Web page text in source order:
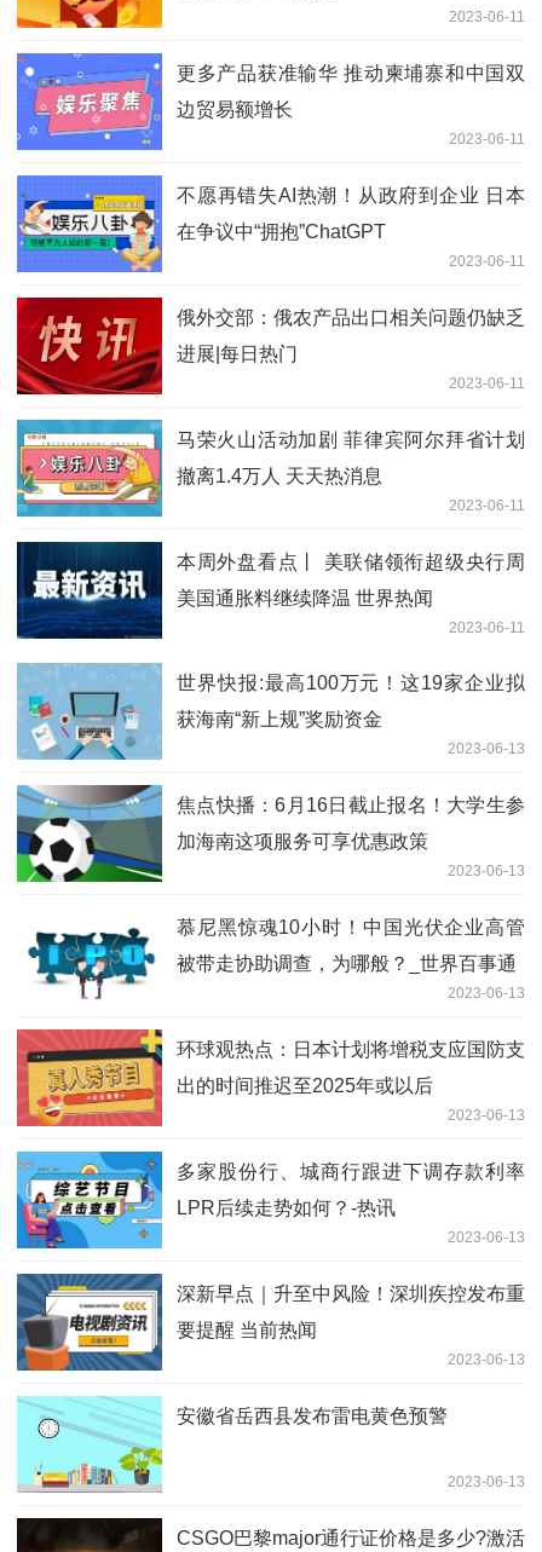
2023-06-11
更多产品获准输华 推动柬埔寨和中国双
边贸易额增长
2023-06-11
不愿再错失AI热潮！从政府到企业 日本
在争议中“拥抱”ChatGPT
2023-06-11
俄外交部：俄农产品出口相关问题仍缺乏
进展|每日热门
2023-06-11
马荣火山活动加剧 菲律宾阿尔拜省计划
撤离1.4万人 天天热消息
2023-06-11
本周外盘看点丨 美联储领衔超级央行周
美国通胀料继续降温 世界热闻
2023-06-11
世界快报:最高100万元！这19家企业拟
获海南“新上规”奖励资金
2023-06-13
焦点快播：6月16日截止报名！大学生参
加海南这项服务可享优惠政策
2023-06-13
慕尼黑惊魂10小时！中国光伏企业高管
被带走协助调查，为哪般？_世界百事通
2023-06-13
环球观热点：日本计划将增税支应国防支
出的时间推迟至2025年或以后
2023-06-13
多家股份行、城商行跟进下调存款利率
LPR后续走势如何？-热讯
2023-06-13
深新早点｜升至中风险！深圳疾控发布重
要提醒 当前热闻
2023-06-13
安徽省岳西县发布雷电黄色预警
2023-06-13
CSGO巴黎major通行证价格是多少?激活